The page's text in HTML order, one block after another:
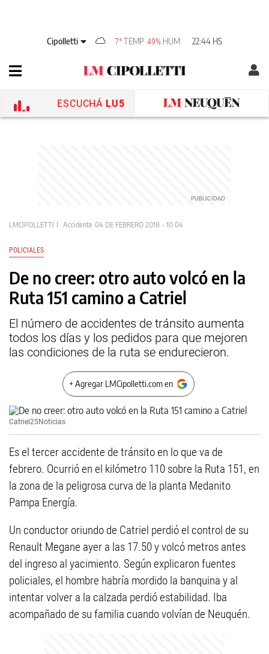
Cipolletti 7° TEMP 49% HUM 22:44 HS
ESCUCHÁ LU5
LMCIPOLLETTI Accidente 04 DE FEBRERO 2018 - 10:04
POLICIALES
De no creer: otro auto volcó en la
Ruta 151 camino a Catriel
El número de accidentes de tránsito aumenta
todos los días y los pedidos para que mejoren
las condiciones de la ruta se endurecieron.
+ Agregar LMCipolletti.com en
Catriel25Noticias
Es el tercer accidente de tránsito en lo que va de
febrero. Ocurrió en el kilómetro 110 sobre la Ruta 151, en
la zona de la peligrosa curva de la planta Medanito
Pampa Energía.
Un conductor oriundo de Catriel perdió el control de su
Renault Megane ayer a las 17.50 y volcó metros antes
del ingreso al yacimiento. Según explicaron fuentes
policiales, el hombre habría mordido la banquina y al
intentar volver a la calzada perdió estabilidad. Iba
acompañado de su familia cuando volvían de Neuquén.